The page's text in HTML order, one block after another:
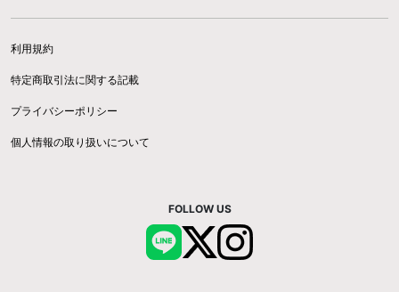
利用規約
特定商取引法に関する記載
プライバシーポリシー
個人情報の取り扱いについて
FOLLOW US